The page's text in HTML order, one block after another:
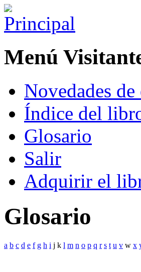
Menú
Novedades
Índice del
Glosario
Salir
Adquirir el
Glosario
a b c d e f g h i j k l m n o p q r s t u v w x